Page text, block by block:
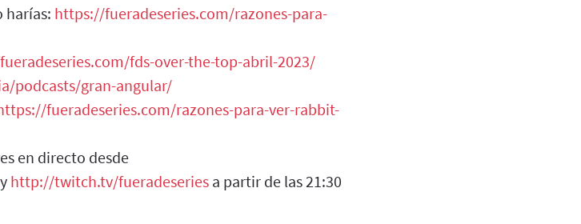
harías: https://fueradeseries.com/razones-para-
fds-over-the-top-abril-2023/
podcasts/gran-angular/
fueradeseries.com/razones-para-ver-rabbit-
en directo desde
y http://twitch.tv/fueradeseries a partir de las 21:30